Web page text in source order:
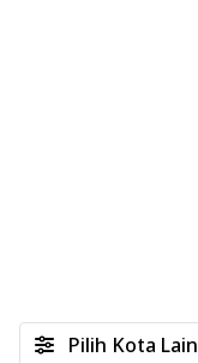
Pilih Kota Lain